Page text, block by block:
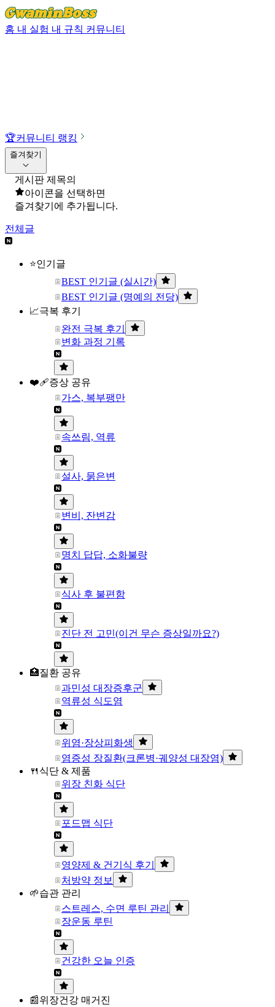
홈 내 실험 내 규칙 커뮤니티
🏆커뮤니티 랭킹
즐겨찾기
게시판 제목의
아이콘을 선택하면
즐겨찾기에 추가됩니다.
전체글
⭐인기글
BEST 인기글 (실시간)
BEST 인기글 (명예의 전당)
📈극복 후기
완전 극복 후기
변화 과정 기록
❤️‍🩹증상 공유
가스, 복부팽만
속쓰림, 역류
설사, 묽은변
변비, 잔변감
명치 답답, 소화불량
식사 후 불편함
진단 전 고민(이건 무슨 증상일까요?)
🏥질환 공유
과민성 대장증후군
역류성 식도염
위염·장상피화생
염증성 장질환(크론병·궤양성 대장염)
🍴식단 & 제품
위장 친화 식단
포드맵 식단
영양제 & 건기식 후기
처방약 정보
🌱습관 관리
스트레스, 수면 루틴 관리
장운동 루틴
건강한 오늘 인증
📰위장건강 매거진